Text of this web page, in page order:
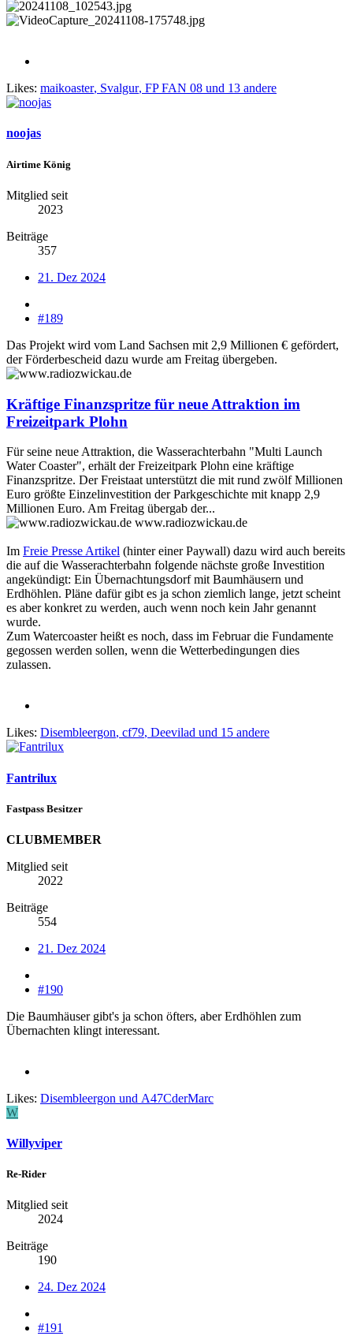
Likes: maikoaster, Svalgur, FP FAN 08 und 13 andere
noojas
Airtime König
Mitglied seit
2023
Beiträge
357
21. Dez 2024
#189
Das Projekt wird vom Land Sachsen mit 2,9 Millionen € gefördert,
der Förderbescheid dazu wurde am Freitag übergeben.
Kräftige Finanzspritze für neue Attraktion im
Freizeitpark Plohn
Für seine neue Attraktion, die Wasserachterbahn "Multi Launch
Water Coaster", erhält der Freizeitpark Plohn eine kräftige
Finanzspritze. Der Freistaat unterstützt die mit rund zwölf Millionen
Euro größte Einzelinvestition der Parkgeschichte mit knapp 2,9
Millionen Euro. Am Freitag übergab der...
www.radiozwickau.de
Im Freie Presse Artikel (hinter einer Paywall) dazu wird auch bereits
die auf die Wasserachterbahn folgende nächste große Investition
angekündigt: Ein Übernachtungsdorf mit Baumhäusern und
Erdhöhlen. Pläne dafür gibt es ja schon ziemlich lange, jetzt scheint
es aber konkret zu werden, auch wenn noch kein Jahr genannt
wurde.
Zum Watercoaster heißt es noch, dass im Februar die Fundamente
gegossen werden sollen, wenn die Wetterbedingungen dies
zulassen.
Likes: Disembleergon, cf79, Deevilad und 15 andere
Fantrilux
Fastpass Besitzer
CLUBMEMBER
Mitglied seit
2022
Beiträge
554
21. Dez 2024
#190
Die Baumhäuser gibt's ja schon öfters, aber Erdhöhlen zum
Übernachten klingt interessant.
Likes: Disembleergon und A47CderMarc
W
Willyviper
Re-Rider
Mitglied seit
2024
Beiträge
190
24. Dez 2024
#191